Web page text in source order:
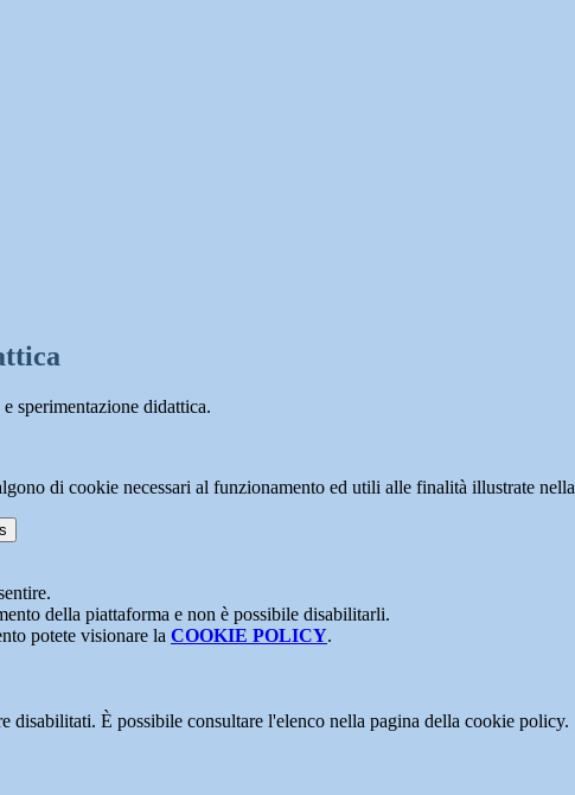
sperimentazione didattica.
di cookie necessari al funzionamento ed utili alle finalità illustrate nella
della piattaforma e non è possibile disabilitarli.
potete visionare la COOKIE POLICY.
disabilitati. È possibile consultare l'elenco nella pagina della cookie policy.